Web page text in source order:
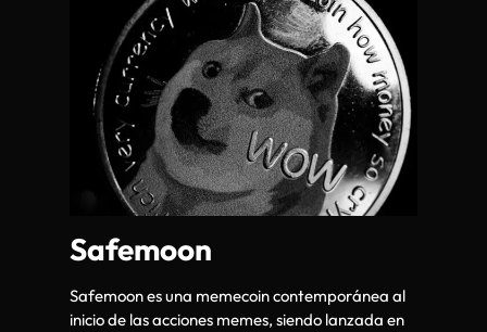
Safemoon
Safemoon es una memecoin contemporánea al
inicio de las acciones memes, siendo lanzada en